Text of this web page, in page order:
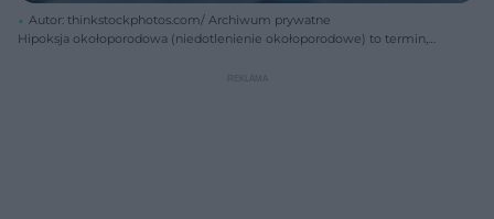
Autor: thinkstockphotos.com/ Archiwum prywatne
Hipoksja okołoporodowa (niedotlenienie okołoporodowe) to termin,
dystrybucji tlenu w I i/lub II okresie porodu. Jakie są przyczyny i